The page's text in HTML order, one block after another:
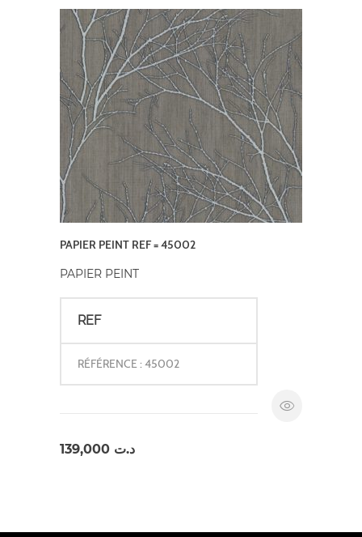
PAPIER PEINT REF = 45002
PAPIER PEINT
REF
RÉFÉRENCE : 45002
د.ت